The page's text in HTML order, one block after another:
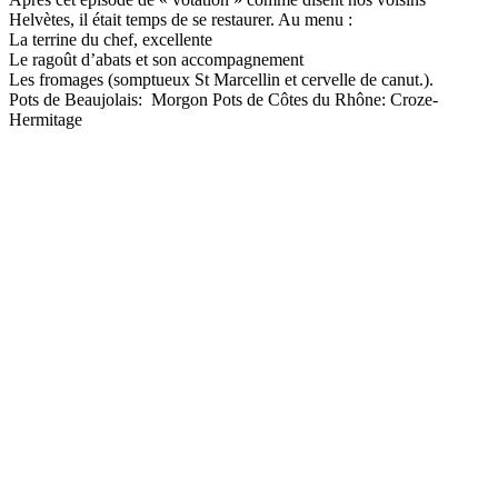
Helvètes, il était temps de se restaurer. Au menu :
La terrine du chef, excellente
Le ragoût d’abats et son accompagnement
Les fromages (somptueux St Marcellin et cervelle de canut.).
Pots de Beaujolais: Morgon Pots de Côtes du Rhône: Croze-
Hermitage